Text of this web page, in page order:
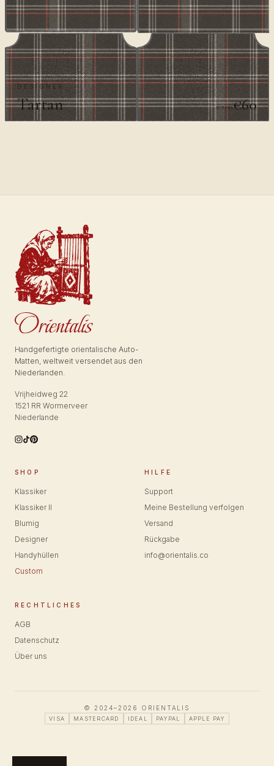
DESIGNER
Tartan €100€60
Handgefertigte orientalische Auto-
Matten, weltweit versendet aus den
Niederlanden.
Vrijheidweg 22
1521 RR Wormerveer
Niederlande
SHOP
Klassiker
Klassiker II
Blumig
Designer
Handyhüllen
Custom
HILFE
Support
Meine Bestellung verfolgen
Versand
Rückgabe
info@orientalis.co
RECHTLICHES
AGB
Datenschutz
Über uns
© 2024–2026 ORIENTALIS
VISA MASTERCARD IDEAL PAYPAL APPLE PAY